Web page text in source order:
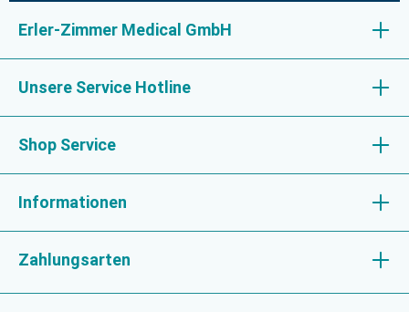
Erler-Zimmer Medical GmbH
Unsere Service Hotline
Shop Service
Informationen
Zahlungsarten